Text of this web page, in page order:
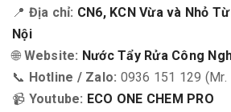
📍 Địa chỉ: CN6, KCN Vừa và Nhỏ
Nội
🌐 Website: Nước Tẩy Rửa Công
📞 Hotline / Zalo: 0936 151 129 (Mr.
📹 Youtube: ECO ONE CHEM PRO